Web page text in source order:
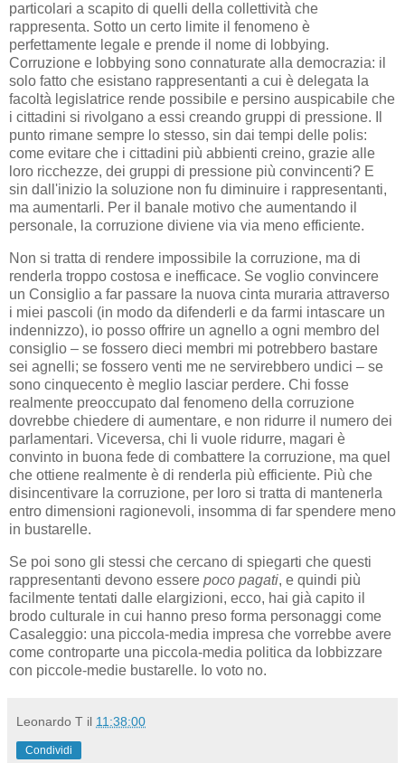
particolari a scapito di quelli della collettività che
rappresenta. Sotto un certo limite il fenomeno è
perfettamente legale e prende il nome di lobbying.
Corruzione e lobbying sono connaturate alla democrazia: il
solo fatto che esistano rappresentanti a cui è delegata la
facoltà legislatrice rende possibile e persino auspicabile che
i cittadini si rivolgano a essi creando gruppi di pressione. Il
punto rimane sempre lo stesso, sin dai tempi delle polis:
come evitare che i cittadini più abbienti creino, grazie alle
loro ricchezze, dei gruppi di pressione più convincenti? E
sin dall'inizio la soluzione non fu diminuire i rappresentanti,
ma aumentarli. Per il banale motivo che aumentando il
personale, la corruzione diviene via via meno efficiente.
Non si tratta di rendere impossibile la corruzione, ma di
renderla troppo costosa e inefficace. Se voglio convincere
un Consiglio a far passare la nuova cinta muraria attraverso
i miei pascoli (in modo da difenderli e da farmi intascare un
indennizzo), io posso offrire un agnello a ogni membro del
consiglio – se fossero dieci membri mi potrebbero bastare
sei agnelli; se fossero venti me ne servirebbero undici – se
sono cinquecento è meglio lasciar perdere. Chi fosse
realmente preoccupato dal fenomeno della corruzione
dovrebbe chiedere di aumentare, e non ridurre il numero dei
parlamentari. Viceversa, chi li vuole ridurre, magari è
convinto in buona fede di combattere la corruzione, ma quel
che ottiene realmente è di renderla più efficiente. Più che
disincentivare la corruzione, per loro si tratta di mantenerla
entro dimensioni ragionevoli, insomma di far spendere meno
in bustarelle.
Se poi sono gli stessi che cercano di spiegarti che questi
rappresentanti devono essere poco pagati, e quindi più
facilmente tentati dalle elargizioni, ecco, hai già capito il
brodo culturale in cui hanno preso forma personaggi come
Casaleggio: una piccola-media impresa che vorrebbe avere
come controparte una piccola-media politica da lobbizzare
con piccole-medie bustarelle. Io voto no.
Leonardo T il 11:38:00
Condividi